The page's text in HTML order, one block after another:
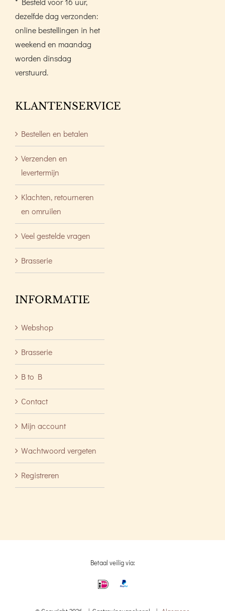
dezelfde dag verzonden:
online bestellingen in het
weekend en maandag
worden dinsdag
verstuurd.
KLANTENSERVICE
Bestellen en betalen
Verzenden en
levertermijn
Klachten, retourneren
en omruilen
Veel gestelde vragen
Brasserie
INFORMATIE
Webshop
Brasserie
B to B
Contact
Mijn account
Wachtwoord vergeten
Registreren
Betaal veilig via: